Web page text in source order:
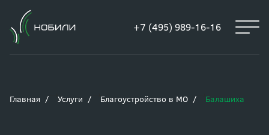
+7 (495) 989-16-16
Главная Услуги Благоустройство в МО Балашиха